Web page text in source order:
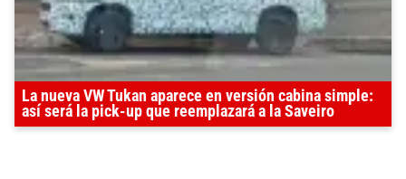
La nueva VW Tukan aparece en versión cabina simple:
así será la pick-up que reemplazará a la Saveiro